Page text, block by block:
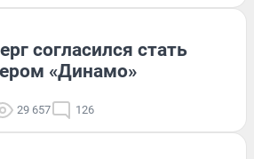
согласился стать
«Динамо»
29 657 126